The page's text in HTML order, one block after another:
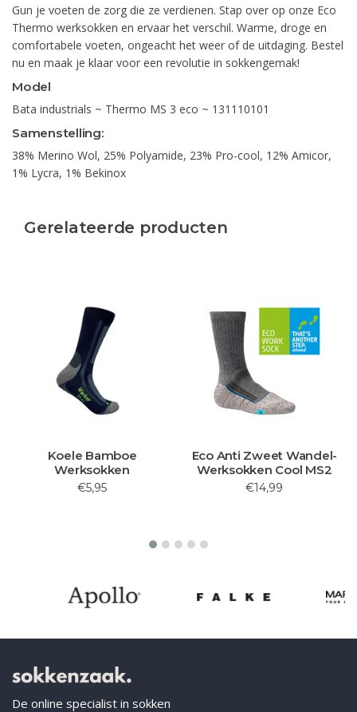
Gun je voeten de zorg die ze verdienen. Stap over op onze Eco
Thermo werksokken en ervaar het verschil. Warme, droge en
comfortabele voeten, ongeacht het weer of de uitdaging. Bestel
nu en maak je klaar voor een revolutie in sokkengemak!
Model
Bata industrials ~ Thermo MS 3 eco ~ 131110101
Samenstelling:
38% Merino Wol, 25% Polyamide, 23% Pro-cool, 12% Amicor,
1% Lycra, 1% Bekinox
Gerelateerde producten
Koele Bamboe
Werksokken
€5,95
Eco Anti Zweet Wandel-
Werksokken Cool MS2
€14,99
De online specialist in sokken